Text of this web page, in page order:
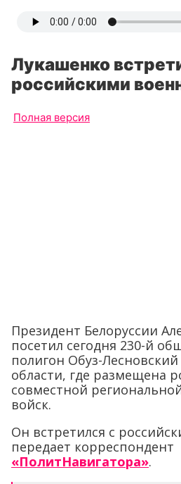
Лукашенко
российскими
Полная версия
Президент Белоруссии
посетил сегодня 230-й
полигон Обуз-
области, где размещена
совместной
войск.
Он встретился с
передает корреспондент
«ПолитНавигатора».